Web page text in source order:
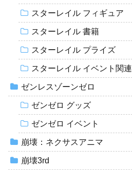
スターレイル フィギュア
スターレイル 書籍
スターレイル プライズ
スターレイル イベント関連
ゼンレスゾーンゼロ
ゼンゼロ グッズ
ゼンゼロ イベント
崩壊：ネクサスアニマ
崩壊3rd